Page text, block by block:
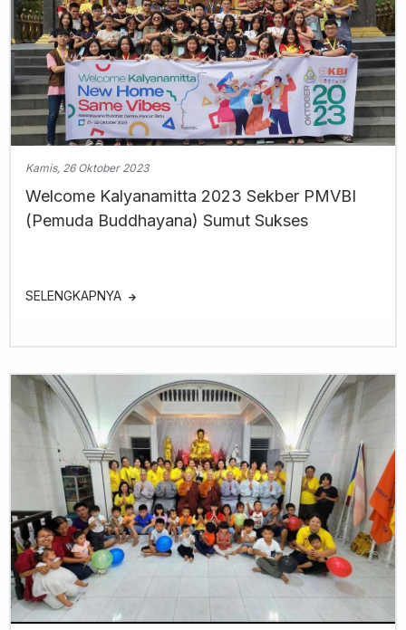
Kamis, 26 Oktober 2023
Welcome Kalyanamitta 2023 Sekber PMVBI
(Pemuda Buddhayana) Sumut Sukses
SELENGKAPNYA